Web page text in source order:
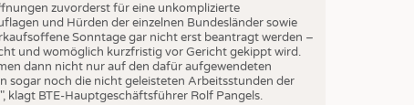
zuvorderst für eine unkomplizierte
und Hürden der einzelnen Bundesländer sowie
Sonntage gar nicht erst beantragt werden –
und womöglich kurzfristig vor Gericht gekippt wird.
dann nicht nur auf den dafür aufgewendeten
sogar noch die nicht geleisteten Arbeitsstunden der
klagt BTE-Hauptgeschäftsführer Rolf Pangels.